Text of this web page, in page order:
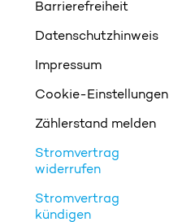
Barrierefreiheit
Datenschutzhinweis
Impressum
Cookie-Einstellungen
Zählerstand melden
Stromvertrag
widerrufen
Stromvertrag
kündigen